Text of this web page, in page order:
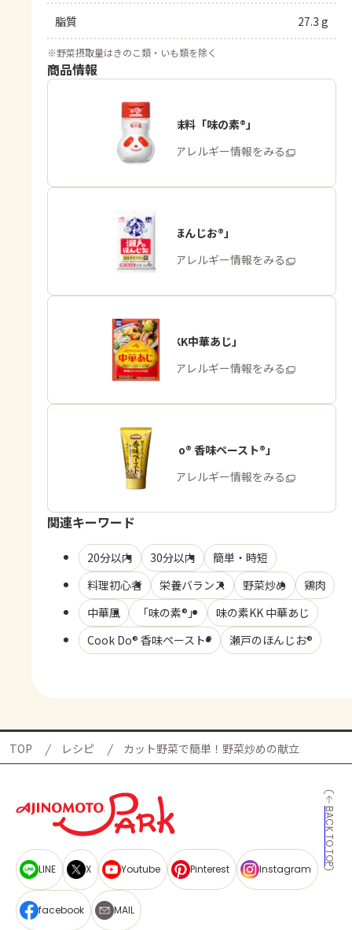
脂質 27.3 g
※野菜摂取量はきのこ類・いも類を除く
商品情報
うま味調味料「味の素®」
商品・アレルギー情報をみる
「瀬戸のほんじお®」
商品・アレルギー情報をみる
「味の素KK中華あじ」
商品・アレルギー情報をみる
「Cook Do® 香味ペースト®」
商品・アレルギー情報をみる
関連キーワード
20分以内 30分以内
簡単・時短
料理初心者
栄養バランス 野菜炒め
鶏肉
中華風
「味の素®」
味の素KK 中華あじ
Cook Do® 香味ペースト®
瀬戸のほんじお®
TOP レシピ カット野菜で簡単！野菜炒めの献立
BACK TO TOP
LINE X Youtube Pinterest Instagram
facebook MAIL